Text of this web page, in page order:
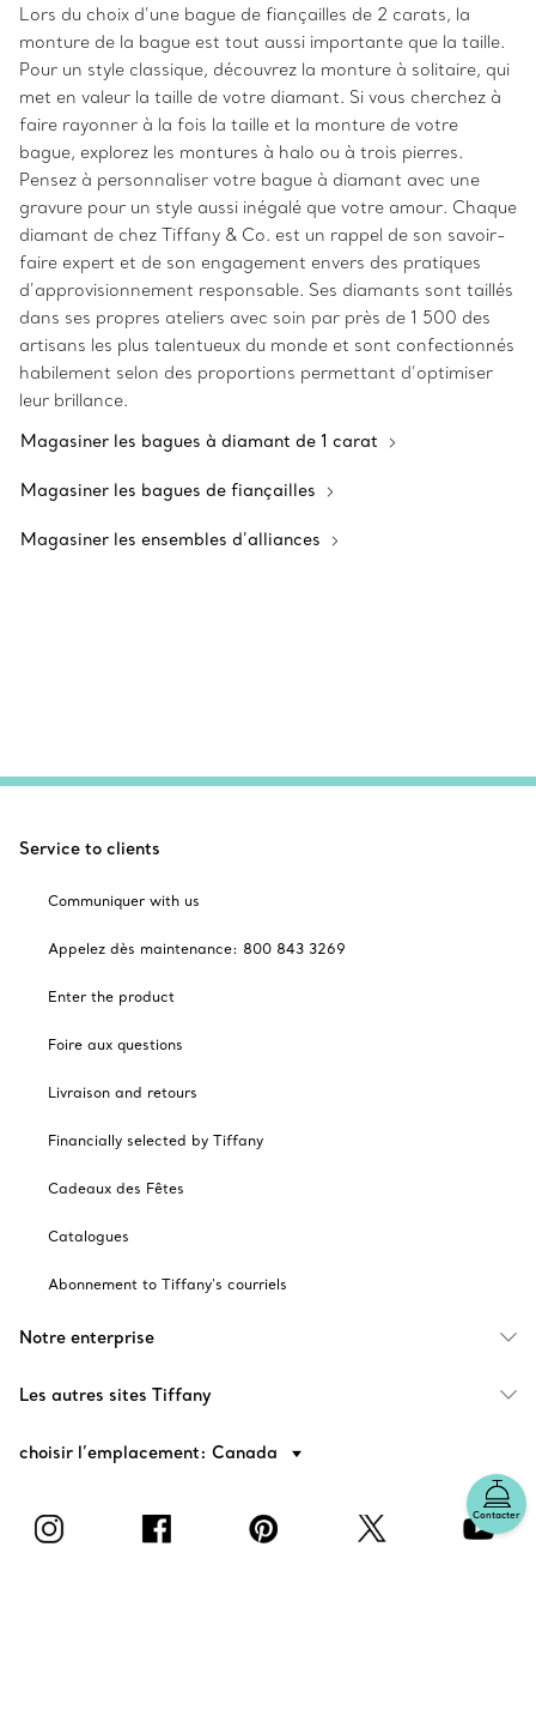
Lors du choix d’une bague de fiançailles de 2 carats, la
monture de la bague est tout aussi importante que la taille.
Pour un style classique, découvrez la monture à solitaire, qui
met en valeur la taille de votre diamant. Si vous cherchez à
faire rayonner à la fois la taille et la monture de votre
bague, explorez les montures à halo ou à trois pierres.
Pensez à personnaliser votre bague à diamant avec une
gravure pour un style aussi inégalé que votre amour. Chaque
diamant de chez Tiffany & Co. est un rappel de son savoir-
faire expert et de son engagement envers des pratiques
d’approvisionnement responsable. Ses diamants sont taillés
dans ses propres ateliers avec soin par près de 1 500 des
artisans les plus talentueux du monde et sont confectionnés
habilement selon des proportions permettant d’optimiser
leur brillance.
Magasiner les bagues à diamant de 1 carat
Magasiner les bagues de fiançailles
Magasiner les ensembles d’alliances
Contacter
Service to clients
Communiquer with us
Appelez dès maintenance: 800 843 3269
Enter the product
Foire aux questions
Livraison and retours
Financially selected by Tiffany
Cadeaux des Fêtes
Catalogues
Abonnement to Tiffany's courriels
Notre enterprise
Les autres sites Tiffany
choisir l’emplacement: Canada